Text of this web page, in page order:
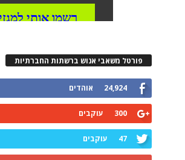
פורטל משאבי אנוש ברשתות החברתיות
24,924 אוהדים
300 עוקבים
47 עוקבים